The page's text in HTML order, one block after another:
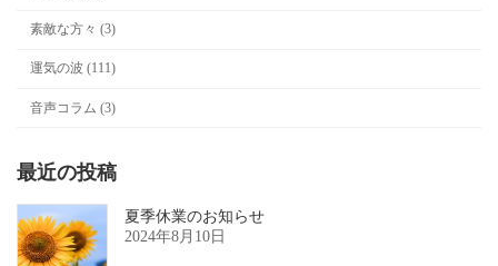
素敵な方々 (3)
運気の波 (111)
音声コラム (3)
最近の投稿
夏季休業のお知らせ
2024年8月10日